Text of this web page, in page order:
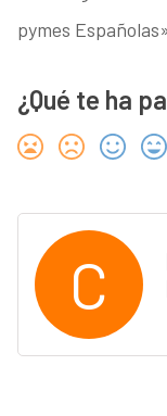
pymes
¿Qué te ha
C